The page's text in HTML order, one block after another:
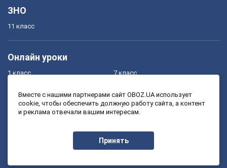
ЗНО
11 класс
Онлайн уроки
1 класс
3 класс
7 класс
9 класс
Вместе с нашими партнерами сайт OBOZ.UA использует
cookie, чтобы обеспечить должную работу сайта, а контент
и реклама отвечали вашим интересам.
Принять